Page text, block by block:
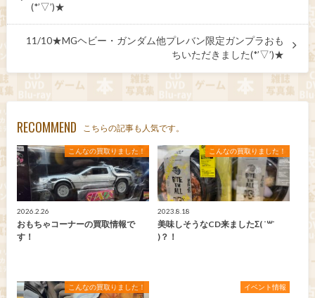
(*’▽’)★
11/10★MGヘビー・ガンダム他プレバン限定ガンプラおも
ちいただきました(*’▽’)★
RECOMMEND こちらの記事も人気です。
こんなの買取りました！
2026.2.26
おもちゃコーナーの買取情報で
す！
こんなの買取りました！
2023.8.18
美味しそうなCD来ましたΣ( ˙꒳​˙
)？！
こんなの買取りました！ イベント情報